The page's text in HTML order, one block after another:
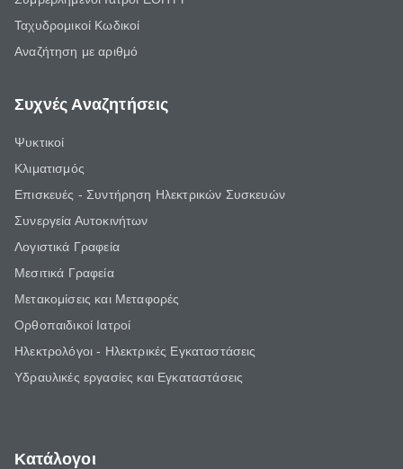
Ταχυδρομικοί Κωδικοί
Αναζήτηση με αριθμό
Συχνές Αναζητήσεις
Ψυκτικοί
Κλιματισμός
Επισκευές - Συντήρηση Ηλεκτρικών Συσκευών
Συνεργεία Αυτοκινήτων
Λογιστικά Γραφεία
Μεσιτικά Γραφεία
Μετακομίσεις και Μεταφορές
Ορθοπαιδικοί Ιατροί
Ηλεκτρολόγοι - Ηλεκτρικές Εγκαταστάσεις
Υδραυλικές εργασίες και Εγκαταστάσεις
Κατάλογοι